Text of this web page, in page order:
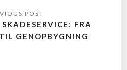
FRA
GENOPBYGNING